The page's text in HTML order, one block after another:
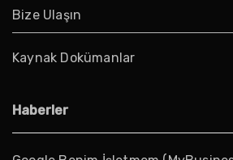
Bize Ulaşın
Kaynak Dokümanlar
Haberler